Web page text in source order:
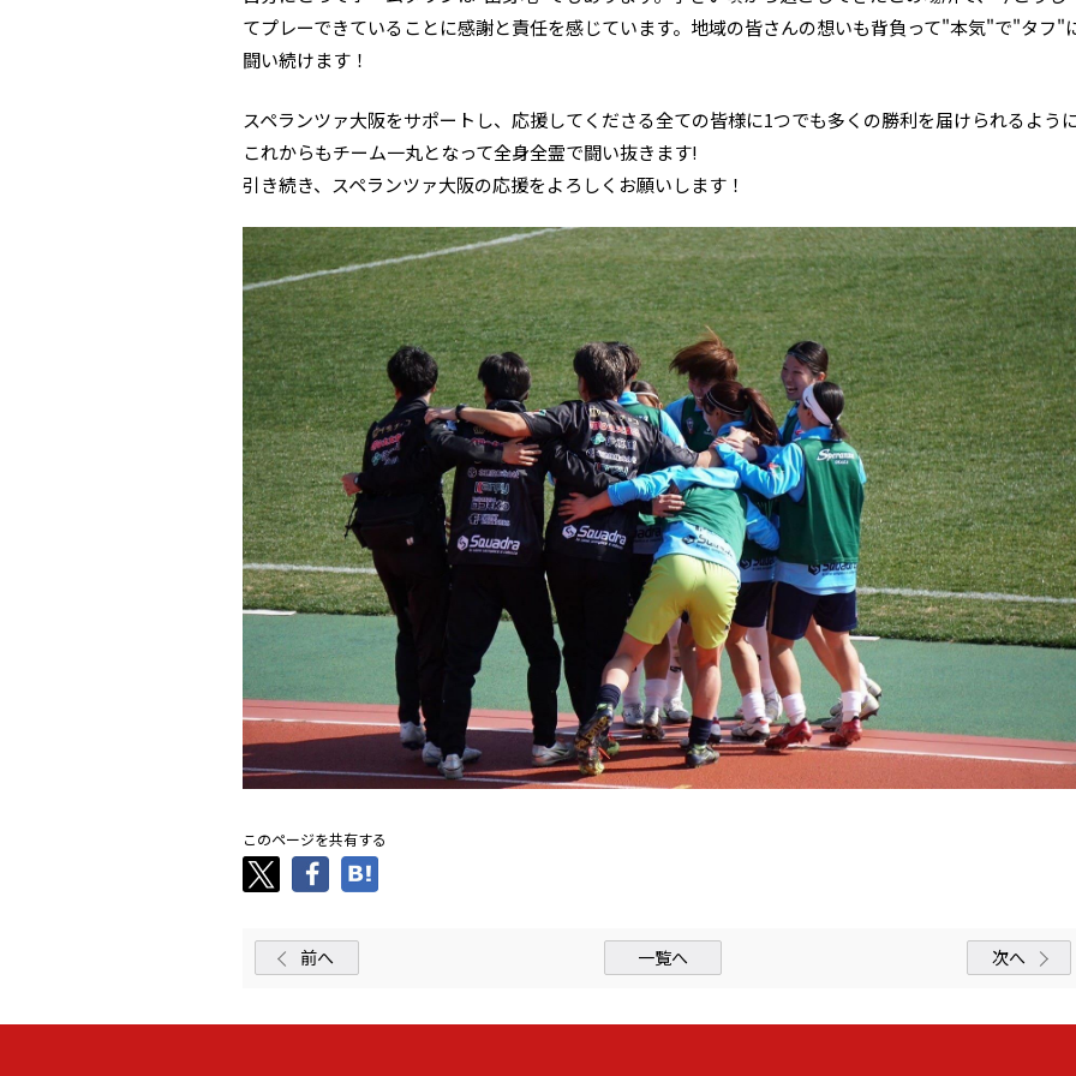
てプレーできていることに感謝と責任を感じています。地域の皆さんの想いも背負って"本気"で"タフ"
闘い続けます！
スペランツァ大阪をサポートし、応援してくださる全ての皆様に1つでも多くの勝利を届けられるよう
これからもチーム一丸となって全身全霊で闘い抜きます!
引き続き、スペランツァ大阪の応援をよろしくお願いします！
このページを共有する
前へ 一覧へ 次へ